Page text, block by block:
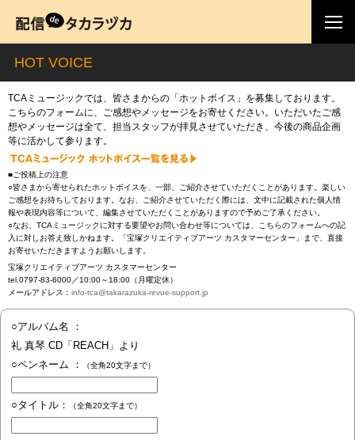
HOT VOICE
TCAミュージックでは、皆さまからの「ホットボイス」を募集しております。
こちらのフォームに、ご感想やメッセージをお寄せください。いただいたご感
想やメッセージは全て、担当スタッフが拝見させていただき、今後の商品企画
等に活かして参ります。
■ご投稿上の注意
○皆さまから寄せられたホットボイスを、一部、ご紹介させていただくことがあります。楽しい
ご感想をお待ちしております。なお、ご紹介させていただく際には、文中に記載された個人情
報や表現内容等について、編集させていただくことがありますので予めご了承ください。
○なお、TCAミュージックに対する要望やお問い合わせ等については、こちらのフォームへの記
入に対しお答え致しかねます。「宝塚クリエイティブアーツ カスタマーセンター」まで、直接
お寄せいただきますようお願いします。
宝塚クリエイティブアーツ カスタマーセンター
tel.0797-83-6000／10:00～18:00（月曜定休）
メールアドレス： info-tca@takarazuka-revue-support.jp
○アルバム名 ：
礼 真琴 CD「REACH」より
○ペンネーム ：
（全角20文字まで）
○タイトル： （全角20文字まで）